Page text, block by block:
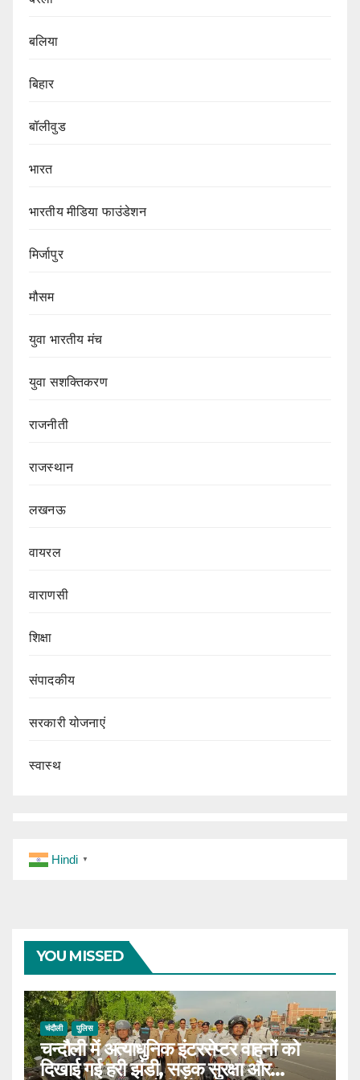
बलिया
बिहार
बॉलीवुड
भारत
भारतीय मीडिया फाउंडेशन
मिर्जापुर
मौसम
युवा भारतीय मंच
युवा सशक्तिकरण
राजनीती
राजस्थान
लखनऊ
वायरल
वाराणसी
शिक्षा
संपादकीय
सरकारी योजनाएं
स्वास्थ
Hindi ▼
YOU MISSED
चंदौली पुलिस
चन्दौली में अत्याधुनिक इंटरसेप्टर वाहनों को
दिखाई गई हरी झंडी, सड़क सुरक्षा और